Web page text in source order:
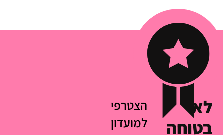
לא
בטוחה
הצטרפי
למועדון